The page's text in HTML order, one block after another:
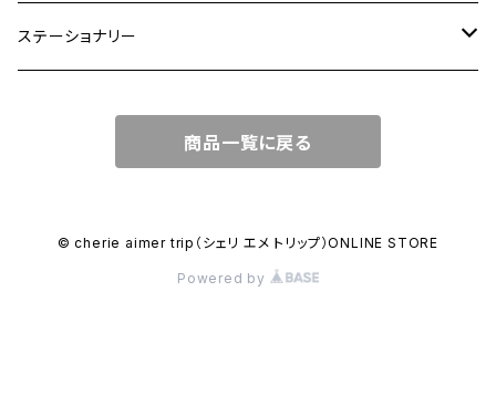
ワンハンドルバッグ
リュック
中皿
カップ
花瓶・フラワーベース
ステーショナリー
マガジンカバー
商品一覧に戻る
© cherie aimer trip（シェリ エメ トリップ）ONLINE STORE
Powered by